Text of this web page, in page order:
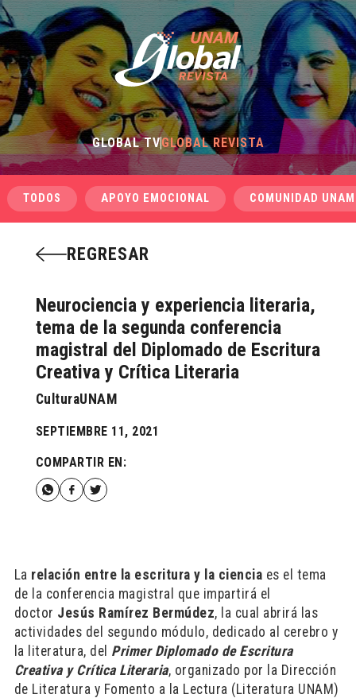
GLOBAL TVGLOBAL REVISTA
TODOS APOYO EMOCIONAL COMUNIDAD UNAM
REGRESAR
Neurociencia y experiencia literaria,
tema de la segunda conferencia
magistral del Diplomado de Escritura
Creativa y Crítica Literaria
CulturaUNAM
SEPTIEMBRE 11, 2021
COMPARTIR EN:
La relación entre la escritura y la ciencia es el tema
de la conferencia magistral que impartirá el
doctor Jesús Ramírez Bermúdez, la cual abrirá las
actividades del segundo módulo, dedicado al cerebro y
la literatura, del Primer Diplomado de Escritura
Creativa y Crítica Literaria, organizado por la Dirección
de Literatura y Fomento a la Lectura (Literatura UNAM)